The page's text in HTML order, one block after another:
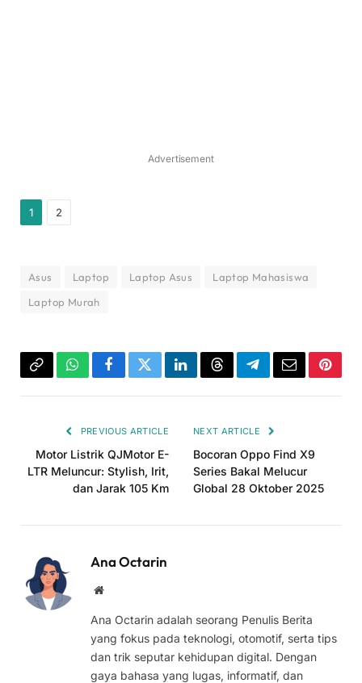
Advertisement
1 2
Asus Laptop Laptop Asus
Laptop Mahasiswa
Laptop Murah
Copy WhatsAppFacebookTwitterLinkedInThreadsTelegramEmail
PREVIOUS ARTICLE
Motor Listrik QJMotor E-
LTR Meluncur: Stylish, Irit,
dan Jarak 105 Km
NEXT ARTICLE
Bocoran Oppo Find X9
Series Bakal Melucur
Global 28 Oktober 2025
Ana Octarin
Website
Ana Octarin adalah seorang Penulis Berita
yang fokus pada teknologi, otomotif, serta tips
dan trik seputar kehidupan digital. Dengan
gaya bahasa yang lugas, informatif, dan